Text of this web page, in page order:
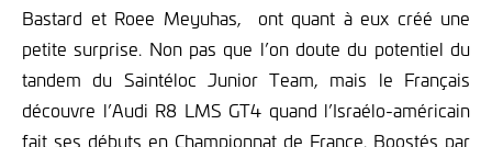
Bastard et Roee Meyuhas, ont quant à eux créé une
petite surprise. Non pas que l’on doute du potentiel du
tandem du Saintéloc Junior Team, mais le Français
découvre l’Audi R8 LMS GT4 quand l’Israélo-américain
fait ses débuts en Championnat de France. Boostés par